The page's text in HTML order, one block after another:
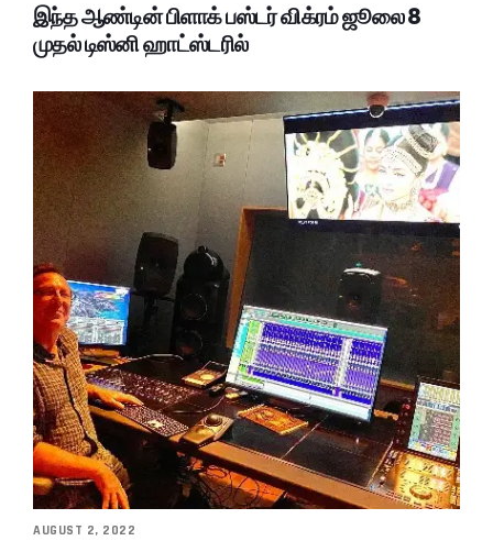
இந்த ஆண்டின் பிளாக் பஸ்டர் விக்ரம் ஜூலை 8
முதல் டிஸ்னி ஹாட்ஸ்டரில்
AUGUST 2, 2022